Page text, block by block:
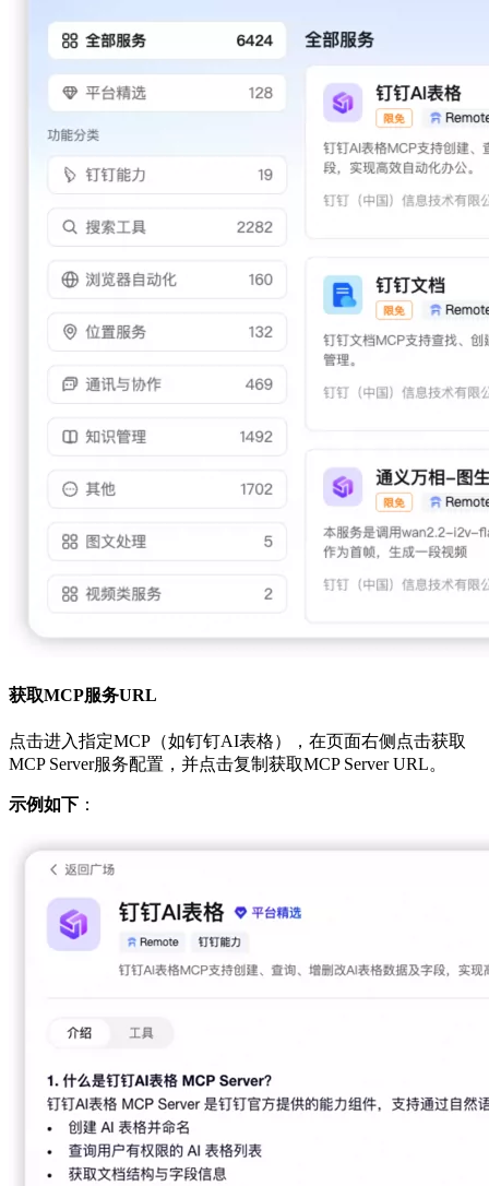
获取MCP服务URL
点击进入指定MCP（如钉钉AI表格），在页面右侧点击获取
MCP Server服务配置，并点击复制获取MCP Server URL。
示例如下 ：